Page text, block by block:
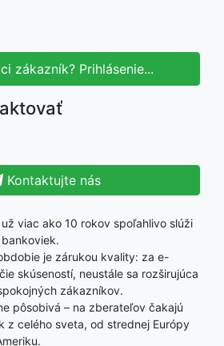
zákazník? Prihlásenie...
Kontaktujte nás
už viac ako 10 rokov spoľahlivo slúži
je zárukou kvality: za e-
skúseností, neustále sa rozširujúca
zákazníkov.
pôsobivá – na zberateľov čakajú
z celého sveta, od strednej Európy